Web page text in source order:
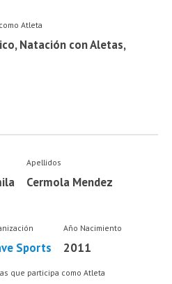
Atleta
Natación con Aletas,
Apellidos
Cermola Mendez
Sports
Año Nacimiento
2011
que participa como Atleta